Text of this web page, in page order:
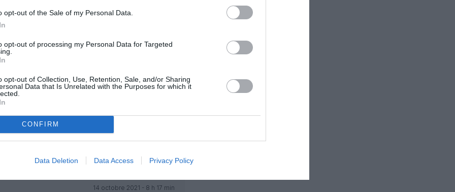
opt-out of the Sale of my Personal Data.
opt-out of processing my Personal Data for Targeted
opt-out of Collection, Use, Retention, Sale, and/or Sharing
Data that Is Unrelated with the Purposes for which it
CONFIRM
Data Deletion Data Access Privacy Policy
moyen courier qui en a 99 et qui
Ça serait bien qu’ils rachètent
RÉPONDRE
13 octobre 2021 - 22 h 31 min
direct?
14 octobre 2021 - 8 h 17 min